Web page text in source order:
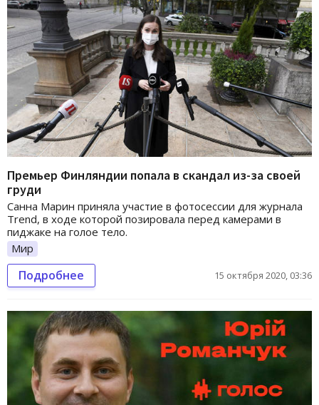
Премьер Финляндии попала в скандал из-за своей
груди
Санна Марин приняла участие в фотосессии для журнала
Trend, в ходе которой позировала перед камерами в
пиджаке на голое тело.
Мир
Подробнее 15 октября 2020, 03:36